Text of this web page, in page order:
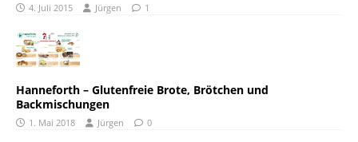
4. Juli 2015 Jürgen 1
Hanneforth – Glutenfreie Brote, Brötchen und
Backmischungen
1. Mai 2018 Jürgen 0